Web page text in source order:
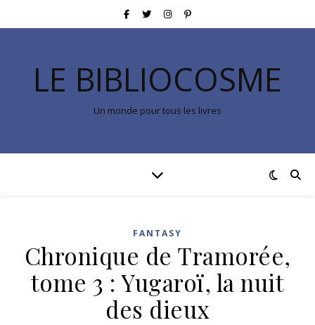
LE BIBLIOCOSME
Un monde pour tous les livres
FANTASY
Chronique de Tramorée,
tome 3 : Yugaroï, la nuit
des dieux